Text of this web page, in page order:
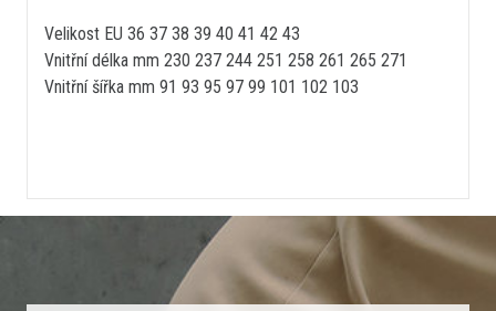
Velikost EU 36 37 38 39 40 41 42 43
Vnitřní délka mm 230 237 244 251 258 261 265 271
Vnitřní šířka mm 91 93 95 97 99 101 102 103